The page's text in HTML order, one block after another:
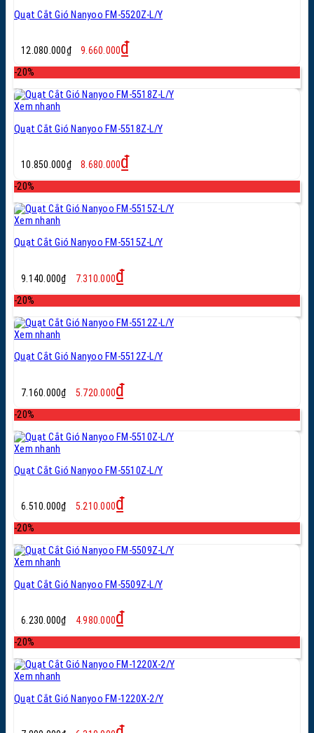
Quạt Cắt Gió Nanyoo FM-5520Z-L/Y
12.080.000₫
Giá
gốc
là:
12.080.000₫.
9.660.000₫
tại
là:
9.660.000₫.
-20%
Xem nhanh
Quạt Cắt Gió Nanyoo FM-5518Z-L/Y
10.850.000₫
Giá
gốc
là:
10.850.000₫.
8.680.000₫
tại
là:
8.680.000₫.
-20%
Xem nhanh
Quạt Cắt Gió Nanyoo FM-5515Z-L/Y
9.140.000₫
Giá
gốc
là:
9.140.000₫.
7.310.000₫
tại
là:
7.310.000₫.
-20%
Xem nhanh
Quạt Cắt Gió Nanyoo FM-5512Z-L/Y
7.160.000₫
Giá
gốc
là:
7.160.000₫.
5.720.000₫
tại
là:
5.720.000₫.
-20%
Xem nhanh
Quạt Cắt Gió Nanyoo FM-5510Z-L/Y
6.510.000₫
Giá
gốc
là:
6.510.000₫.
5.210.000₫
tại
là:
5.210.000₫.
-20%
Xem nhanh
Quạt Cắt Gió Nanyoo FM-5509Z-L/Y
6.230.000₫
Giá
gốc
là:
6.230.000₫.
4.980.000₫
tại
là:
4.980.000₫.
-20%
Xem nhanh
Quạt Cắt Gió Nanyoo FM-1220X-2/Y
Giá